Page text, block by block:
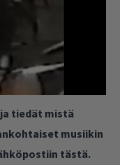
tiedät mistä
musiikin
tästä.